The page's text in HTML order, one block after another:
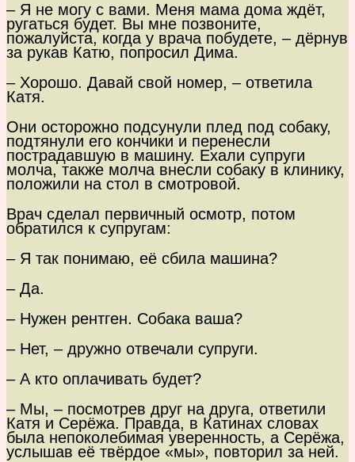
– Я не могу с вами. Меня мама дома ждёт,
ругаться будет. Вы мне позвоните,
пожалуйста, когда у врача побудете, – дёрнув
за рукав Катю, попросил Дима.
– Хорошо. Давай свой номер, – ответила
Катя.
Они осторожно подсунули плед под собаку,
подтянули его кончики и перенесли
пострадавшую в машину. Ехали супруги
молча, также молча внесли собаку в клинику,
положили на стол в смотровой.
Врач сделал первичный осмотр, потом
обратился к супругам:
– Я так понимаю, её сбила машина?
– Да.
– Нужен рентген. Собака ваша?
– Нет, – дружно отвечали супруги.
– А кто оплачивать будет?
– Мы, – посмотрев друг на друга, ответили
Катя и Серёжа. Правда, в Катинах словах
была непоколебимая уверенность, а Серёжа,
услышав её твёрдое «мы», повторил за ней.